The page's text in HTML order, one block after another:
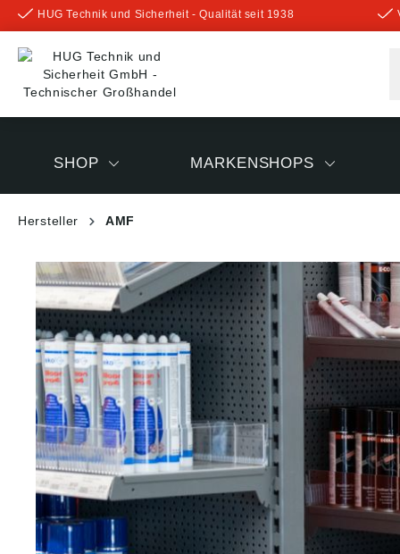
springen
HUG Technik und Sicherheit - Qualität seit 1938
SHOP MARKENSHOPS
Hersteller AMF